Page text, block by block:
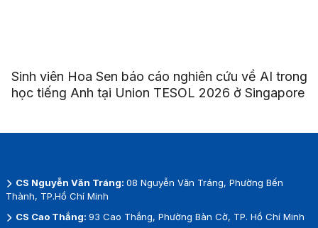
Sinh viên Hoa Sen báo cáo nghiên cứu về AI trong
học tiếng Anh tại Union TESOL 2026 ở Singapore
CS Nguyễn Văn Tráng: 08 Nguyễn Văn Tráng, Phường Bến
Thành, TP.Hồ Chí Minh
CS Cao Thắng: 93 Cao Thắng, Phường Bàn Cờ, TP. Hồ Chí Minh